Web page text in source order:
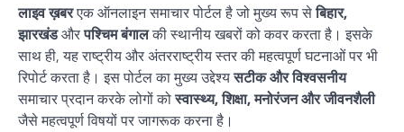
लाइव ख़बरएक ऑनलाइन समाचार पोर्टल है जो मुख्य रूप सेबिहार,
झारखंडऔरपश्चिम बंगालकी स्थानीय खबरों को कवर करता है। इसके
साथ ही, यह राष्ट्रीय और अंतरराष्ट्रीय स्तर की महत्वपूर्ण घटनाओं पर भी
रिपोर्ट करता है। इस पोर्टल का मुख्य उद्देश्यसटीक और विश्वसनीय
समाचार प्रदान करके लोगों कोस्वास्थ्य, शिक्षा, मनोरंजन और जीवनशैली
जैसे महत्वपूर्ण विषयों पर जागरूक करना है।